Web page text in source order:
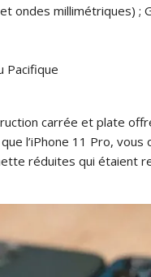
ondes millimétriques) ;
Pacifique
carrée et plate
l’iPhone 11 Pro,
réduites qui étaient